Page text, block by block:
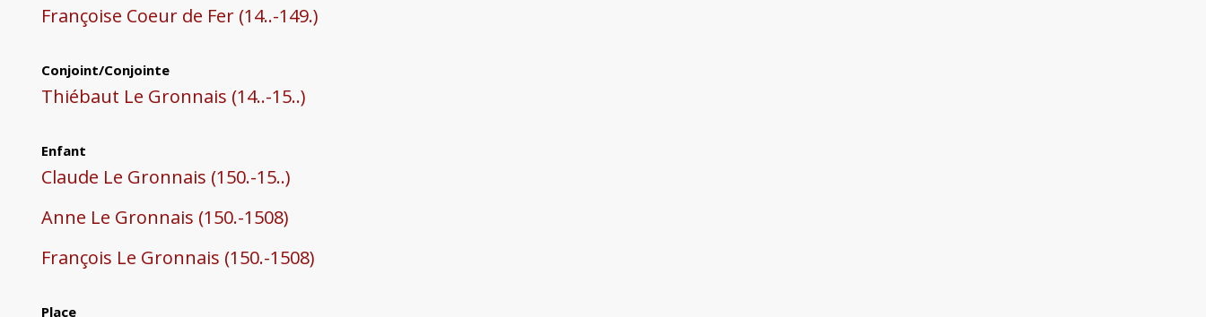
Françoise Coeur de Fer (14..-149.)
Conjoint/Conjointe
Thiébaut Le Gronnais (14..-15..)
Enfant
Claude Le Gronnais (150.-15..)
Anne Le Gronnais (150.-1508)
François Le Gronnais (150.-1508)
Place